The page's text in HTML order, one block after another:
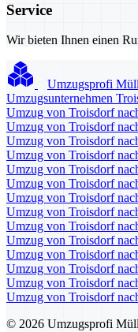
Service
Wir bieten Ihnen einen
Umzugsprofi
Umzugsunternehmen
Umzug von Troisdorf
Umzug von Troisdorf
Umzug von Troisdorf
Umzug von Troisdorf
Umzug von Troisdorf
Umzug von Troisdorf
Umzug von Troisdorf
Umzug von Troisdorf
Umzug von Troisdorf
Umzug von Troisdorf
Umzug von Troisdorf
Umzug von Troisdorf
Umzug von Troisdorf
Umzug von Troisdorf
© 2026 Umzugsprofi